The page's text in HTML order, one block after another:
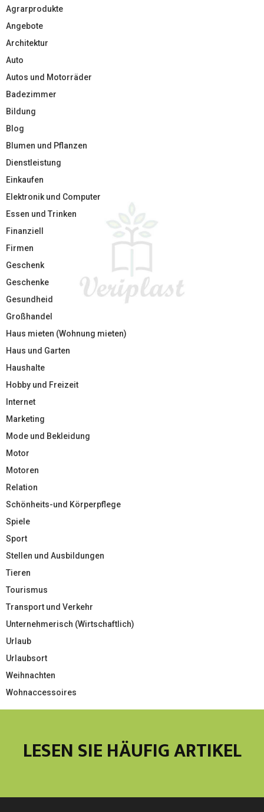
Agrarprodukte
Angebote
Architektur
Auto
Autos und Motorräder
Badezimmer
Bildung
Blog
Blumen und Pflanzen
Dienstleistung
Einkaufen
Elektronik und Computer
Essen und Trinken
Finanziell
Firmen
Geschenk
Geschenke
Gesundheid
Großhandel
Haus mieten (Wohnung mieten)
Haus und Garten
Haushalte
Hobby und Freizeit
Internet
Marketing
Mode und Bekleidung
Motor
Motoren
Relation
Schönheits-und Körperpflege
Spiele
Sport
Stellen und Ausbildungen
Tieren
Tourismus
Transport und Verkehr
Unternehmerisch (Wirtschaftlich)
Urlaub
Urlaubsort
Weihnachten
Wohnaccessoires
LESEN SIE HÄUFIG ARTIKEL